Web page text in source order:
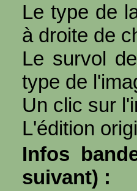
Le type de
à droite de
Le survol
type de
Un clic sur
L'édition
Infos
suivant) :